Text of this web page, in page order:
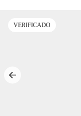
VERIFICADO